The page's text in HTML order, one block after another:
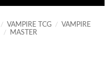
/ VAMPIRE TCG /
VAMPIRE
/ MASTER